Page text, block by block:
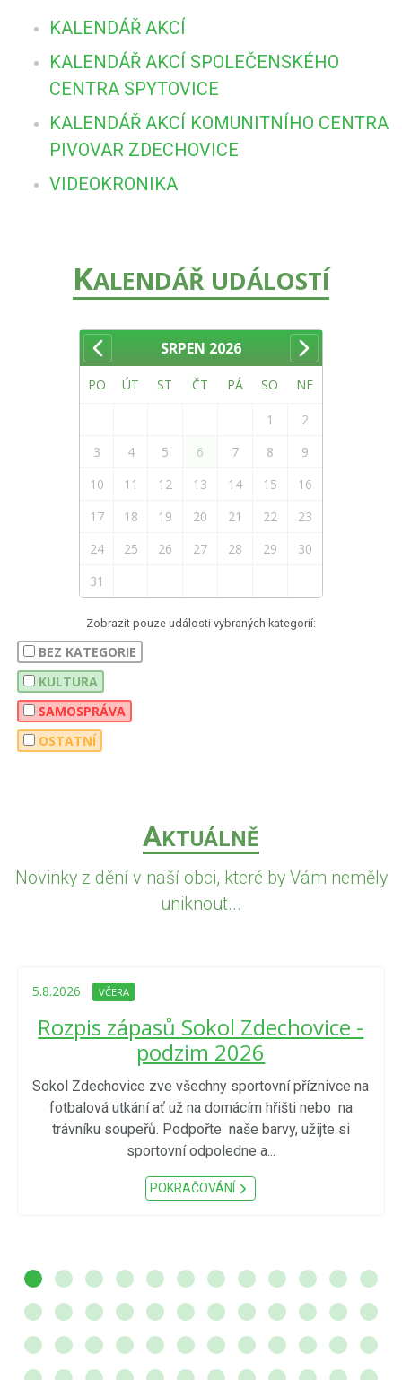
KALENDÁŘ AKCÍ
KALENDÁŘ AKCÍ SPOLEČENSKÉHO
CENTRA SPYTOVICE
KALENDÁŘ AKCÍ KOMUNITNÍHO CENTRA
PIVOVAR ZDECHOVICE
VIDEOKRONIKA
KALENDÁŘ UDÁLOSTÍ
SRPEN 2026
PO ÚT ST ČT PÁ SO NE
1
2
3
4 5 6 7 8
9
10
11 12 13 14 15
16
17
18 19 20 21 22
23
24
25 26 27 28 29
30
31
Zobrazit pouze události vybraných kategorií:
BEZ KATEGORIE
KULTURA
SAMOSPRÁVA
OSTATNÍ
AKTUÁLNĚ
Novinky z dění v naší obci, které by Vám neměly
uniknout...
5.8.2026 VČERA
Rozpis zápasů Sokol Zdechovice -
podzim 2026
Sokol Zdechovice zve všechny sportovní příznivce na
fotbalová utkání ať už na domácím hřišti nebo na
trávníku soupeřů. Podpořte naše barvy, užijte si
sportovní odpoledne a...
POKRAČOVÁNÍ